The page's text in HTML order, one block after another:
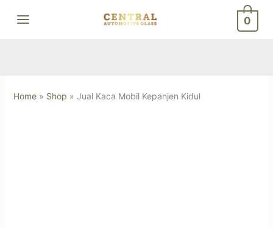
0
Home» Shop » Jual Kaca Mobil Kepanjen Kidul